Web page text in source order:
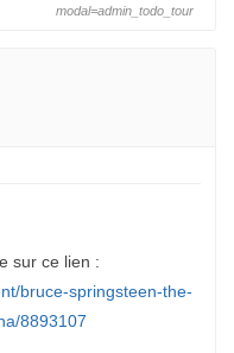
modal=admin_todo_tour
sur ce lien :
bruce-springsteen-the-
8893107